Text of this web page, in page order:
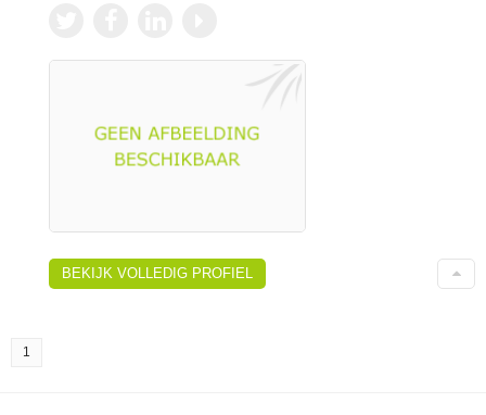
BEKIJK VOLLEDIG PROFIEL
1